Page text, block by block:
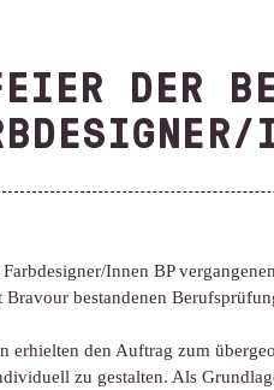
DER
Innen BP
bestandenen
erhielten den Auftrag zum
zu gestalten. Als